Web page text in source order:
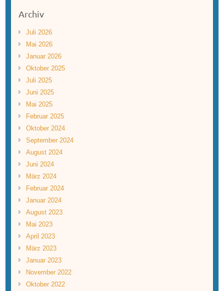
Archiv
Juli 2026
Mai 2026
Januar 2026
Oktober 2025
Juli 2025
Juni 2025
Mai 2025
Februar 2025
Oktober 2024
September 2024
August 2024
Juni 2024
März 2024
Februar 2024
Januar 2024
August 2023
Mai 2023
April 2023
März 2023
Januar 2023
November 2022
Oktober 2022